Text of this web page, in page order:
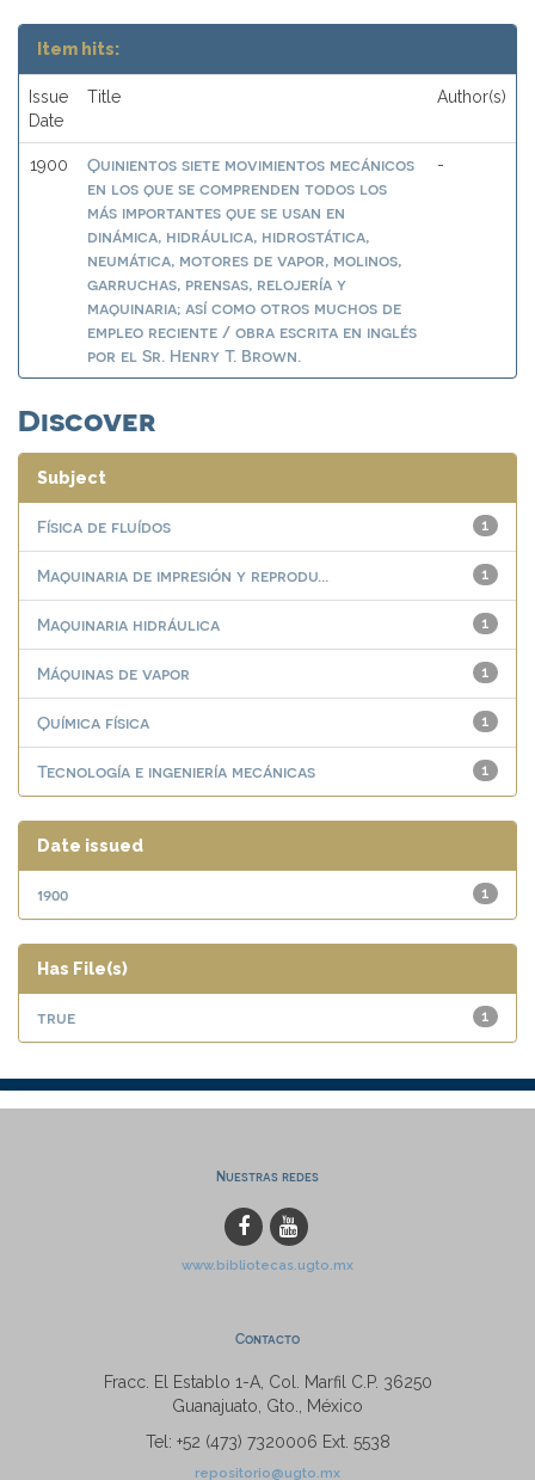
Item hits:
Issue
Date
Title Author(s)
1900
Quinientos siete movimientos mecánicos
en los que se comprenden todos los
más importantes que se usan en
dinámica, hidráulica, hidrostática,
neumática, motores de vapor, molinos,
garruchas, prensas, relojería y
maquinaria; así como otros muchos de
empleo reciente / obra escrita en inglés
por el Sr. Henry T. Brown.
-
Discover
Subject
1
Física de fluídos
1
Maquinaria de impresión y reprodu...
1
Maquinaria hidráulica
1
Máquinas de vapor
1
Química física
1
Tecnología e ingeniería mecánicas
Date issued
1
1900
Has File(s)
1
true
Nuestras redes
www.bibliotecas.ugto.mx
Contacto
Fracc. El Establo 1-A, Col. Marfil C.P. 36250
Guanajuato, Gto., México
Tel: +52 (473) 7320006 Ext. 5538
repositorio@ugto.mx